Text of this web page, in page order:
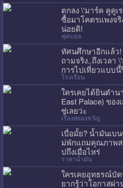
ตกลง \'มาร์ค คูคูเ
ซื้อมาโคตรแพงจริ
น่อยดิ!
ฟุตบอล
ทัศนศึกษาอีกแล้ว
ถามจริง..ถึงเวลา
การไปเที่ยวแบบนี้
โรงเรียน
ใครเคยได้ยินตำน
East Palace) ขอ
ซู่เลยว่ะ
เรื่องสยองขวัญ
เบื่อมั้ย? น้ำมันเบ
ม่พักแถมคุณภาพส
ปถึงเมื่อไหร่
ราคาน้ำมัน
ใครเคยอุทธรณ์บั
ยากรู้ว่าโอกาสผ่า